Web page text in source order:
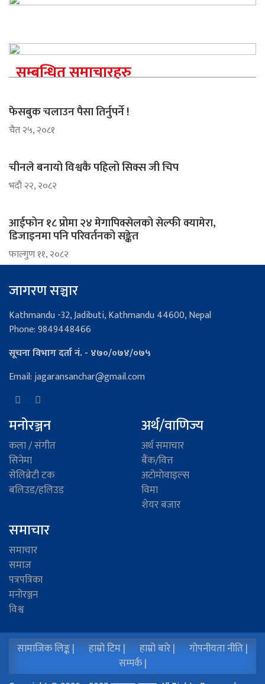
सम्बन्धित समाचारहरु
फेसबुक चलाउन पैसा तिर्नुपर्ने !
चैत २५, २०८१
चीनले बनायो विश्वकै पहिलो सिक्स जी चिप
भदौ २२, २०८२
आईफोन १८ प्रोमा २४ मेगापिक्सेलको सेल्फी क्यामेरा,
डिजाइनमा पनि परिवर्तनको सङ्केत
फाल्गुण ११, २०८२
जागरण सञ्चार
Kathmandu -32, Jadibuti, Kathmandu 44600, Nepal
Phone: 9849448466
सूचना विभाग दर्ता नं. - ४७०/०७४/०७५
Email: jagaransanchar@gmail.com
मनोरञ्जन
कला / संगीत
सिनेमा
सेलिब्रेटी टक
बलिउड/हलिउड
अर्थ/वाणिज्य
अर्थ समाचार
बैंक/वित्त
अटाेमाेवाइल्स
विमा
शेयर बजार
समाचार
समाचार
समाज
पत्रपत्रिका
मनोरञ्जन
विश्व
सामाजिक लिङ्क | हाम्रो टिम | हाम्रो बारे |
गोपनीयता नीति |
सम्पर्क |